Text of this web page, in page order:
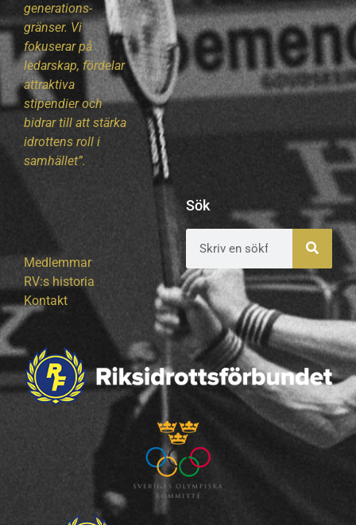
generations-
gränser. Vi
fokuserar på
ledarskap, fördelar
attraktiva
stipendier och
bidrar till att stärka
idrottens roll i
samhället”.
Medlemmar
RV:s historia
Kontakt
Sök